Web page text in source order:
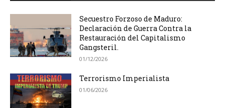
Secuestro Forzoso de Maduro:
Declaración de Guerra Contra la
Restauración del Capitalismo
Gangsteril.
01/12/2026
Terrorismo Imperialista
01/06/2026